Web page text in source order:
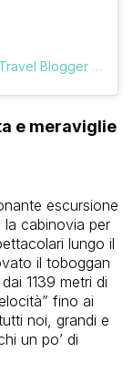
Un post condiviso da ANDREA PETRONI Travel Blogger (@vologratis)
e meraviglie
escursione
la cabinovia per
lungo il
il toboggan
1139 metri di
fino ai
noi, grandi e
un po’ di